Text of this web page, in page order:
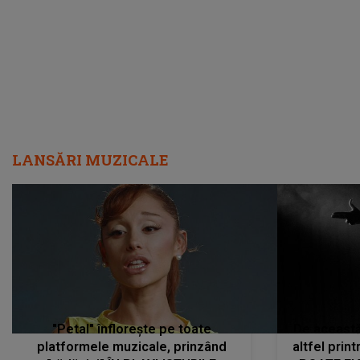
LANSĂRI MUZICALE
"Petal" înflorește pe toate
platformele muzicale, prinzând
altfel